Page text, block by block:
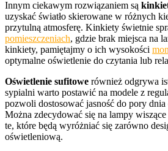
Innym ciekawym rozwiązaniem są
uzyskać światło skierowane w różnych
przytulną atmosferę. Kinkiety świetnie
pomieszczeniach, gdzie brak miejsca na
kinkiety, pamiętajmy o ich wysokości
optymalne oświetlenie do czytania lub
Oświetlenie sufitowe również odgrywa
sypialni warto postawić na modele z
pozwoli dostosować jasność do pory dnia
Można zdecydować się na lampy
te, które będą wyróżniać się zarówno
oświetleniową.